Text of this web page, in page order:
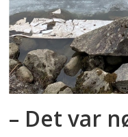
– Det var